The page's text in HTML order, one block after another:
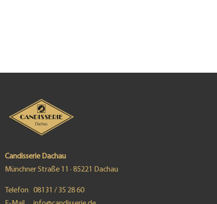
Candisserie Dachau
Münchner Straße 11 · 85221 Dachau
Telefon
08131 / 35 28 60